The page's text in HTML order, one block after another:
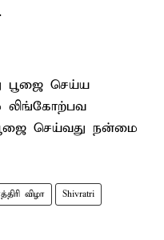
பூஜை செய்ய
லிங்கோற்பவ
செய்வது நன்மை
விழா Shivratri